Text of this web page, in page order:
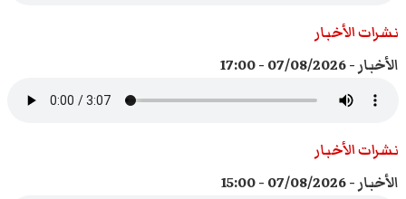
نشرات الأخبار
الأخبار - 07/08/2026 - 17:00
نشرات الأخبار
الأخبار - 07/08/2026 - 15:00